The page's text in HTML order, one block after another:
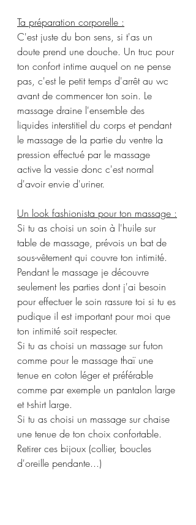
Ta préparation corporelle :
C'est juste du bon sens, si t'as un
doute prend une douche. Un truc pour
ton confort intime auquel on ne pense
pas, c'est le petit temps d'arrêt au wc
avant de commencer ton soin. Le
massage draine l'ensemble des
liquides interstitiel du corps et pendant
le massage de la partie du ventre la
pression effectué par le massage
active la vessie donc c'est normal
d'avoir envie d'uriner.
Un look fashionista pour ton massage :
Si tu as choisi un soin à l'huile sur
table de massage, prévois un bat de
sous-vêtement qui couvre ton intimité.
Pendant le massage je découvre
seulement les parties dont j'ai besoin
pour effectuer le soin rassure toi si tu es
pudique il est important pour moi que
ton intimité soit respecter.
Si tu as choisi un massage sur futon
comme pour le massage thaï une
tenue en coton léger et préférable
comme par exemple un pantalon large
et t-shirt large.
Si tu as choisi un massage sur chaise
une tenue de ton choix confortable.
Retirer ces bijoux (collier, boucles
d'oreille pendante...)